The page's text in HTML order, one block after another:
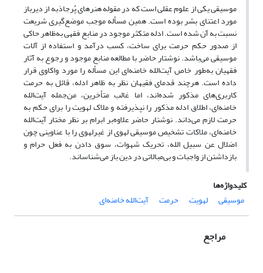
موسیقی یکی از علوم عقلی است که در مقوله هنرهای پُرجاذبه از دیرباز
مورد اعتنای بشر بوده است. همین مسأله موجب موضع‌گیری شریعت
نسبت به آن شده است. ادله متکثر موجود در منابع فقهی به‌ظاهر حاکی
از صدور حکم حرمت برای ساخت، کسب درآمد و استفاده از آلات
موسیقی می‌باشد. نوشتار حاضر با مطالعه منابع موجود و رجوع به آثار
فقهیان به‌طور خاص آیت‌الله خامنه‌ای این مسأله را مورد واکاوی قرار
داده است. هرچند قدمای فقیهان نظر به ظاهر ادله، قائل به حرمت
کاربری‌های مذکور شده‌اند، اما غالب متأخرین، من‌جمله آیت‌الله
خامنه‌ای، اطلاق ادله مذکور را نپذیرفته و ملاک لهویت را برای حکم به
حرمت لازم می‌داند. نوشتار حاضر علاوه‌بر ابرام بر نظر مختار آیت‌الله
خامنه‌ای، ملاکات تشخیص موسیقی لهوی از غیرلهوی را با عناوینی چون
اضلال عن سبیل الله، تحریک شهوات، سوق دادن به فعل حرام و
بازداشتن از واجبات و بی‌مبالاتی در دین باز می‌شناساند.
کلیدواژه‌ها
موسیقی
لهویت حرمت آیت‌الله خامنه‌ای
مراجع